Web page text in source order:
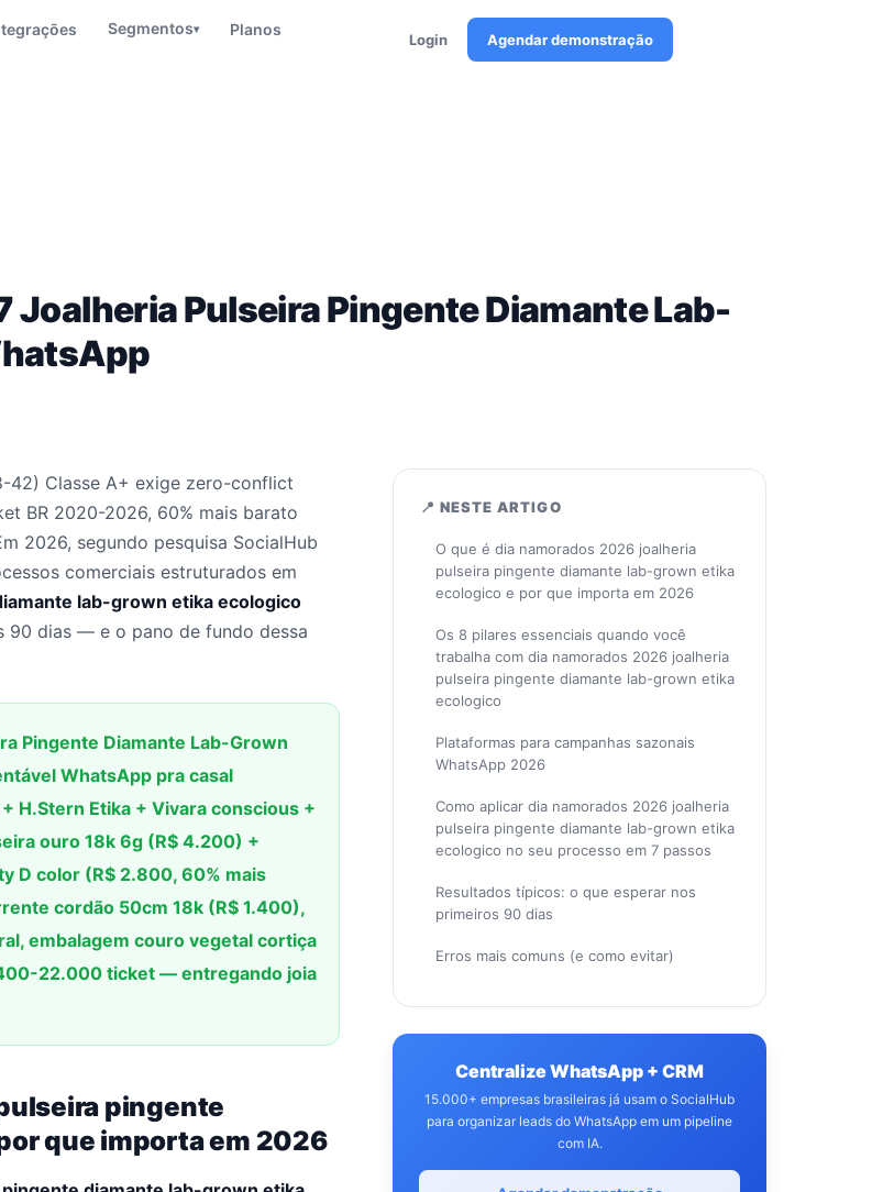
Segmentos▾ Planos
Login Agendar demonstração
Joalheria Pulseira Pingente Diamante Lab-
42) Classe A+ exige zero-conflict
BR 2020-2026, 60% mais barato
2026, segundo pesquisa SocialHub
comerciais estruturados em
lab-grown etika ecologico
90 dias — e o pano de fundo dessa
Pingente Diamante Lab-Grown
WhatsApp pra casal
H.Stern Etika + Vivara conscious +
ouro 18k 6g (R$ 4.200) +
D color (R$ 2.800, 60% mais
cordão 50cm 18k (R$ 1.400),
embalagem couro vegetal cortiça
22.000 ticket — entregando joia
pingente
que importa em 2026
📍 NESTE ARTIGO
O que é dia namorados 2026 joalheria
pulseira pingente diamante lab-grown etika
ecologico e por que importa em 2026
Os 8 pilares essenciais quando você
trabalha com dia namorados 2026 joalheria
pulseira pingente diamante lab-grown etika
ecologico
Plataformas para campanhas sazonais
WhatsApp 2026
Como aplicar dia namorados 2026 joalheria
pulseira pingente diamante lab-grown etika
ecologico no seu processo em 7 passos
Resultados típicos: o que esperar nos
primeiros 90 dias
Erros mais comuns (e como evitar)
Centralize WhatsApp + CRM
15.000+ empresas brasileiras já usam o SocialHub
para organizar leads do WhatsApp em um pipeline
com IA.